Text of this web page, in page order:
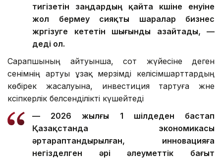
тигізетін заңдардың қайта күшіне енуіне
жол бермеу сияқты шаралар бизнес
жүргізуге кететін шығынды азайтады, —
деді ол.
Сарапшының айтуынша, сот жүйесіне деген
сенімнің артуы ұзақ мерзімді келісімшарттардың
көбірек жасалуына, инвестиция тартуға және
кәсіпкерлік белсенділікті күшейтеді
— 2026 жылғы 1 шілдеден бастап
Қазақстанда экономикасы
әртараптандырылған, инновацияға
негізделген әрі әлеуметтік бағыт